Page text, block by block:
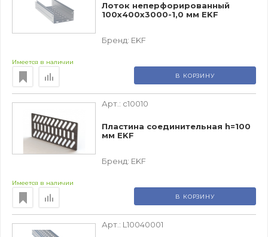
Лоток неперфорированный
100х400х3000-1,0 мм EKF
Бренд: EKF
Имеется в наличии
В КОРЗИНУ
Арт.: c10010
Пластина соединительная h=100
мм EKF
Бренд: EKF
Имеется в наличии
В КОРЗИНУ
Арт.: L10040001